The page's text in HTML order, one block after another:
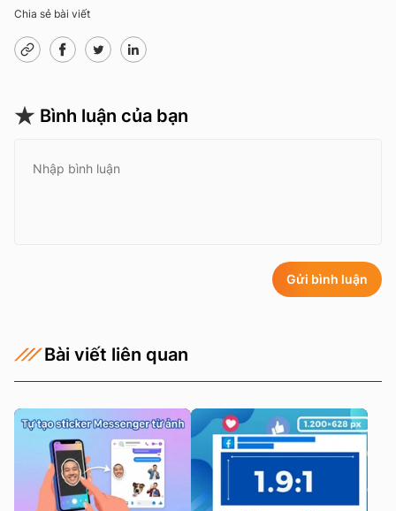
Chia sẻ bài viết
Bình luận của bạn
Gửi bình luận
Bài viết liên quan